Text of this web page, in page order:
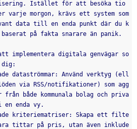
Istället för att besöka tio
varje morgon, krävs ett system som
data till en enda punkt där du k
på fakta snarare än panik.
implementera digitala genvägar so
dig:
dataströmmar: Använd verktyg (ell
via RSS/notifikationer) som agg
från både kommunala bolag och priva
enda vy.
kriteriematriser: Skapa ett filte
tittar på pris, utan även inklude